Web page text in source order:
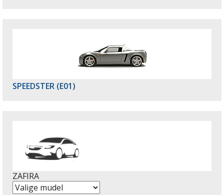
SPEEDSTER (E01)
ZAFIRA